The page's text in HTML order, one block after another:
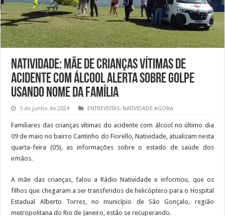
Natividade: Mãe de crianças vítimas de
acidente com álcool alerta sobre golpe
usando nome da família
5 de junho de 2024 ENTREVISTAS, NATIVIDADE AGORA
Familiares das crianças vítimas do acidente com álcool no último dia
09 de maio no bairro Cantinho do Fiorello, Natividade, atualizam nesta
quarta-feira (05), as informações sobre o estado de saúde dos
irmãos.
A mãe das crianças, falou a Rádio Natividade e informou, que os
filhos que chegaram a ser transferidos de helicóptero para o Hospital
Estadual Alberto Torres, no município de São Gonçalo, região
metropolitana do Rio de Janeiro, estão se recuperando.